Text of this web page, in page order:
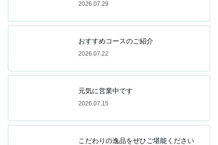
2026.07.29
おすすめコースのご紹介
2026.07.22
元気に営業中です
2026.07.15
こだわりの逸品をぜひご堪能ください